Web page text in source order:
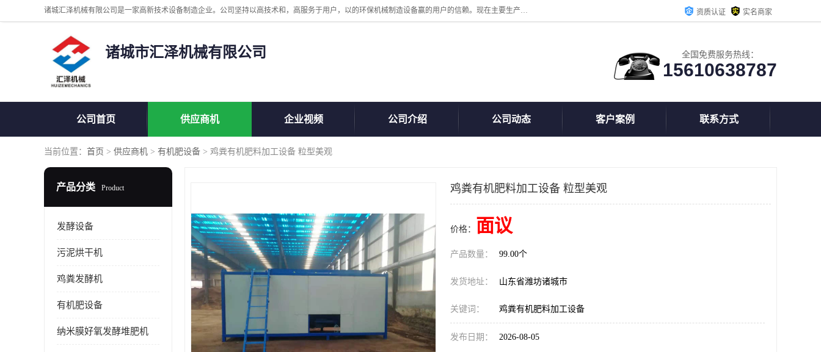
诸城汇泽机械有限公司是一家高新技术设备制造企业。公司坚持以高技术和，高服务于用户，以的环保机械制造设备赢的用户的信赖。现在主要生产死亡畜禽无害化处理和立式和卧式有机肥设备，搅拌机，烘干机，高温发酵机等。污水处理设备，固液分离机。气浮机，化制机等。公司秉承品质，用户至上，科技创新的经营理。 资质认证 实名商家
诸城市汇泽机械有限公司 全国免费服务热线：
15610638787
公司首页 供应商机 企业视频 公司介绍 公司动态 客户案例 联系方式
当前位置： 首页 > 供应商机 > 有机肥设备 > 鸡粪有机肥料加工设备 粒型美观
产品分类 Product
发酵设备
污泥烘干机
鸡粪发酵机
有机肥设备
纳米膜好氧发酵堆肥机
鸡粪有机肥料加工设备 粒型美观
价格： 面议
产品数量： 99.00个
发货地址： 山东省潍坊诸城市
关键词： 鸡粪有机肥料加工设备
发布日期： 2026-08-05